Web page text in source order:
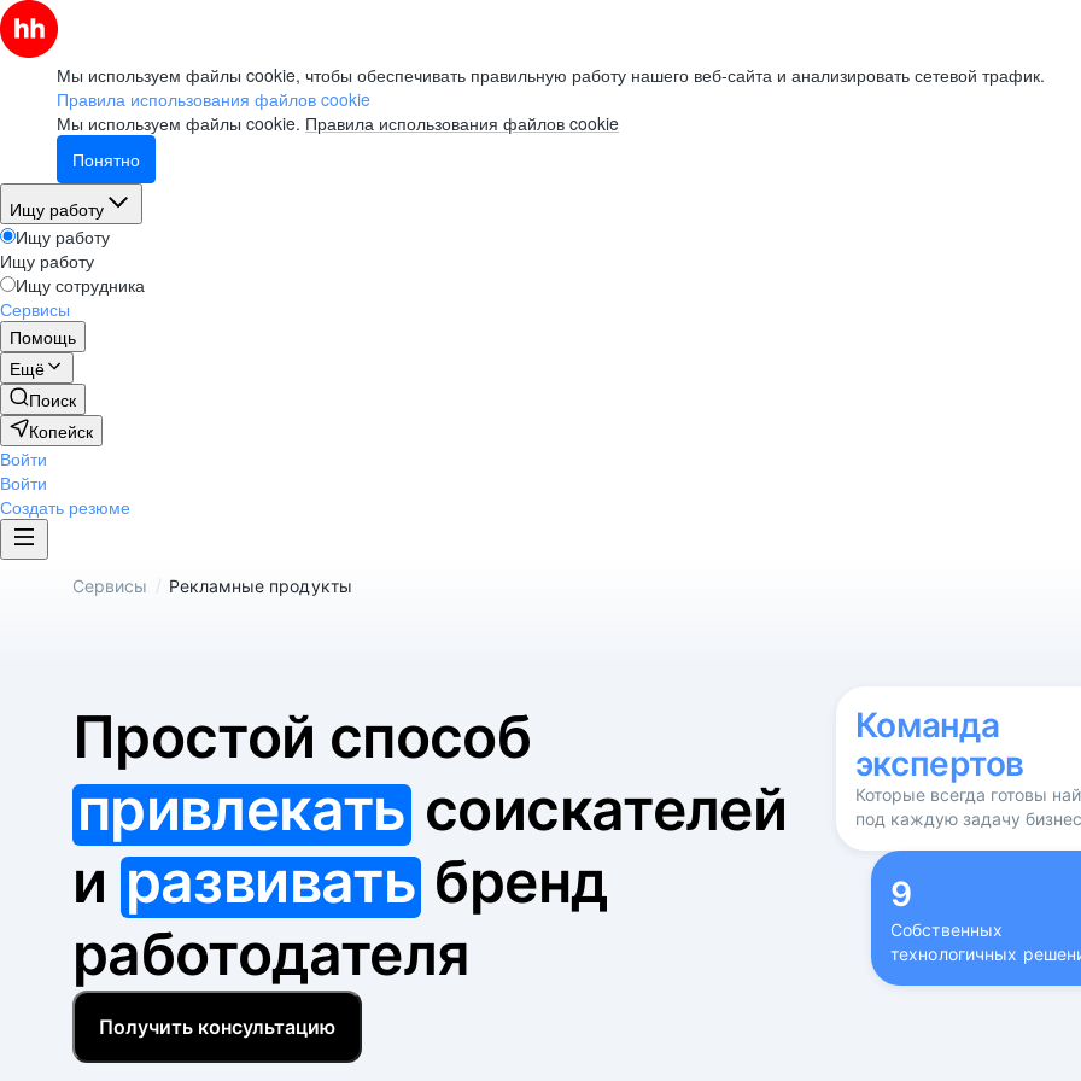
Мы используем файлы cookie, чтобы обеспечивать правильную работу нашего веб-сайта и анализировать сетевой трафик.
Правила использования файлов cookie
Мы используем файлы cookie. Правила использования файлов cookie
Понятно
Ищу работу
Ищу работу
Ищу работу
Ищу сотрудника
Сервисы
Помощь
Ещё
Поиск
Копейск
Войти
Войти
Создать резюме
Сервисы / Рекламные продукты
Простой способ
привлекатьсоискателей
и развивать бренд
работодателя
Получить консультацию
Команда
экспертов
Которые всегда готовы
под каждую задачу
9
Собственных
технологичных